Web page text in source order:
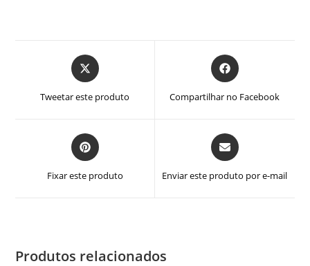
Abre
em
nova
Tweetar este produto
Abre
em
nova
Compartilhar no Facebook
Abre
em
nova
Fixar este produto
Abre
em
nova
Enviar este produto por e-mail
Produtos relacionados